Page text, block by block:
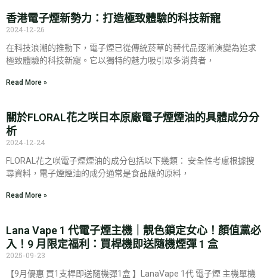
香港電子煙新勢力：打造極致體驗的科技新寵
2024-12-26
在科技浪潮的推動下，電子煙已從傳統菸草的替代品逐漸演變為追求
極致體驗的科技新寵。它以獨特的魅力吸引眾多消費者，
Read More »
關於FLORAL花之咲日本原廠電子煙煙油的具體成分分
析
2024-12-24
FLORAL花之咲電子煙煙油的成分包括以下幾類： 安全性考慮根據搜
尋資料，電子煙煙油的成分通常是食品級的原料，
Read More »
Lana Vape 1 代電子煙主機｜靚色鎖定女心！顏值黨必
入！9 月限定福利：買桿機即送隨機煙彈 1 盒
2025-09-23
【9月優惠 買1支桿即送隨機彈1盒 】LanaVape 1代 電子煙 主機單機